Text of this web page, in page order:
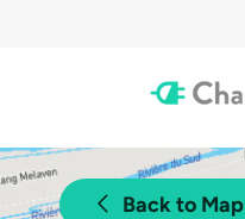
Back to Map